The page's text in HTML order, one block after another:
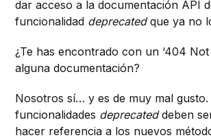
dar acceso a la documentación API
funcionalidad deprecatedque ya no
¿Te has encontrado con un ‘404 Not
alguna documentación?
Nosotros sí… y es de muy mal gusto.
funcionalidades deprecateddeben
hacer referencia a los nuevos